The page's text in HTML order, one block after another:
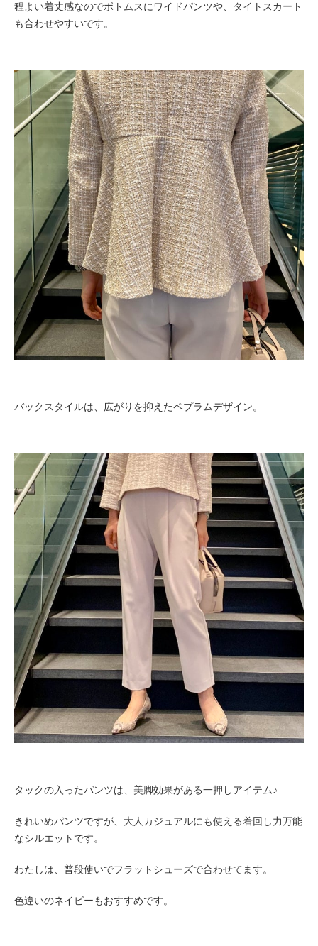
程よい着丈感なのでボトムスにワイドパンツや、タイトスカート
も合わせやすいです。
バックスタイルは、広がりを抑えたペプラムデザイン。
タックの入ったパンツは、美脚効果がある一押しアイテム♪
きれいめパンツですが、大人カジュアルにも使える着回し力万能
なシルエットです。
わたしは、普段使いでフラットシューズで合わせてます。
色違いのネイビーもおすすめです。